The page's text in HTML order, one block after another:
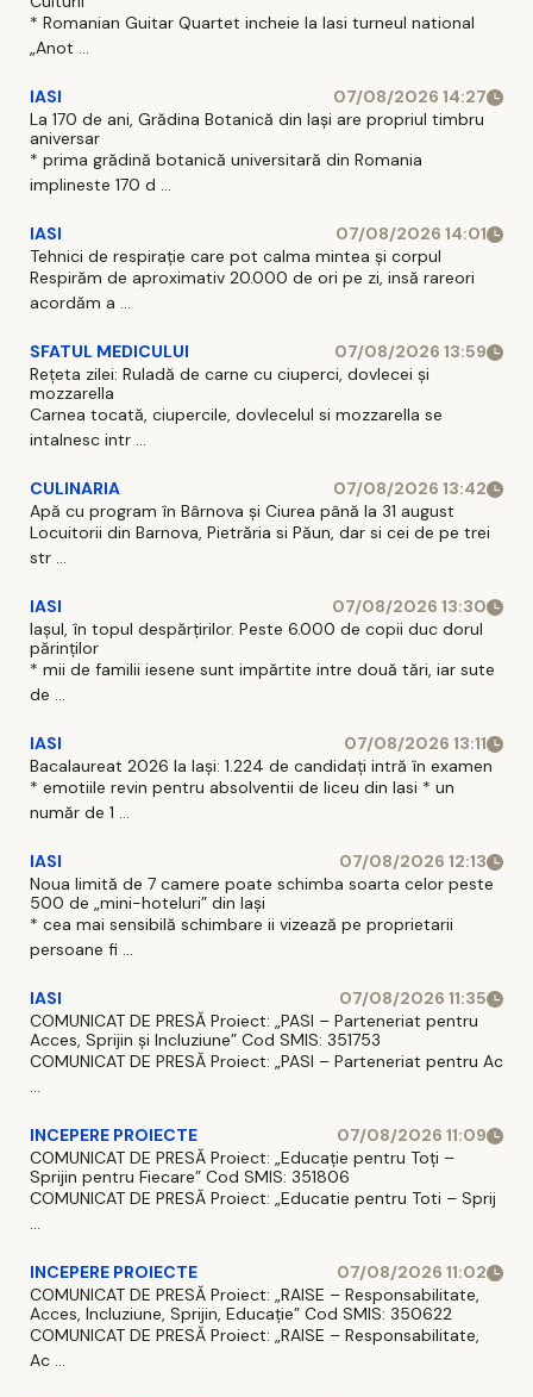
* Romanian Guitar Quartet incheie la Iasi turneul national
„Anot ...
IASI
07/08/2026 14:27
La 170 de ani, Grădina Botanică din Iași are propriul timbru
aniversar
* prima grădină botanică universitară din Romania
implineste 170 d ...
IASI
07/08/2026 14:01
Tehnici de respirație care pot calma mintea și corpul
Respirăm de aproximativ 20.000 de ori pe zi, insă rareori
acordăm a ...
SFATUL MEDICULUI
07/08/2026 13:59
Rețeta zilei: Ruladă de carne cu ciuperci, dovlecei și
mozzarella
Carnea tocată, ciupercile, dovlecelul si mozzarella se
intalnesc intr ...
CULINARIA
07/08/2026 13:42
Apă cu program în Bârnova și Ciurea până la 31 august
Locuitorii din Barnova, Pietrăria si Păun, dar si cei de pe trei
str ...
IASI
07/08/2026 13:30
Iașul, în topul despărțirilor. Peste 6.000 de copii duc dorul
părinților
* mii de familii iesene sunt impărtite intre două tări, iar sute
de ...
IASI
07/08/2026 13:11
Bacalaureat 2026 la Iași: 1.224 de candidați intră în examen
* emotiile revin pentru absolventii de liceu din Iasi * un
număr de 1 ...
IASI
07/08/2026 12:13
Noua limită de 7 camere poate schimba soarta celor peste
500 de „mini-hoteluri” din Iași
* cea mai sensibilă schimbare ii vizează pe proprietarii
persoane fi ...
IASI
07/08/2026 11:35
COMUNICAT DE PRESĂ Proiect: „PASI – Parteneriat pentru
Acces, Sprijin și Incluziune” Cod SMIS: 351753
COMUNICAT DE PRESĂ Proiect: „PASI – Parteneriat pentru Ac
...
INCEPERE PROIECTE
07/08/2026 11:09
COMUNICAT DE PRESĂ Proiect: „Educație pentru Toți –
Sprijin pentru Fiecare” Cod SMIS: 351806
COMUNICAT DE PRESĂ Proiect: „Educatie pentru Toti – Sprij
...
INCEPERE PROIECTE
07/08/2026 11:02
COMUNICAT DE PRESĂ Proiect: „RAISE – Responsabilitate,
Acces, Incluziune, Sprijin, Educație” Cod SMIS: 350622
COMUNICAT DE PRESĂ Proiect: „RAISE – Responsabilitate,
Ac ...